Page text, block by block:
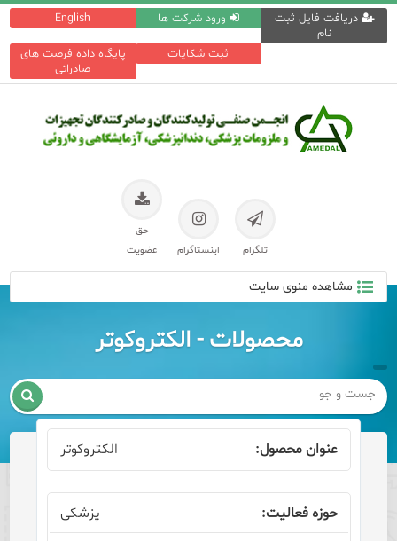
English ورود شرکت ها
دریافت فایل ثبت
نام
پایگاه داده فرصت های
صادراتی
ثبت شکایات
تلگرام اینستاگرام
حق
عضویت
مشاهده منوی سایت
محصولات - الکتروکوتر

الکتروکوتر
پزشکی